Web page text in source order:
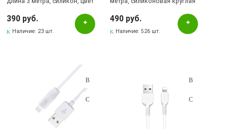
Наличие в магазинах
Pаспределительный центр
Альметьевск, ул.Ленина, 132, ТЦ ЛЕНТА
Бавлы, ул.Пионерская, 11
390 руб.
Наличие: 23 шт.
490 руб.
Наличие:526 шт.